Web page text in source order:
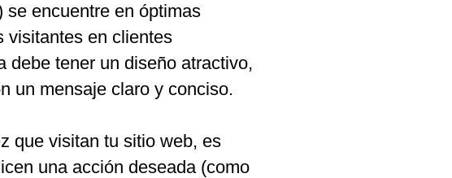
se encuentre en óptimas
visitantes en clientes
debe tener un diseño atractivo,
un mensaje claro y conciso.
que visitan tu sitio web, es
una acción deseada (como